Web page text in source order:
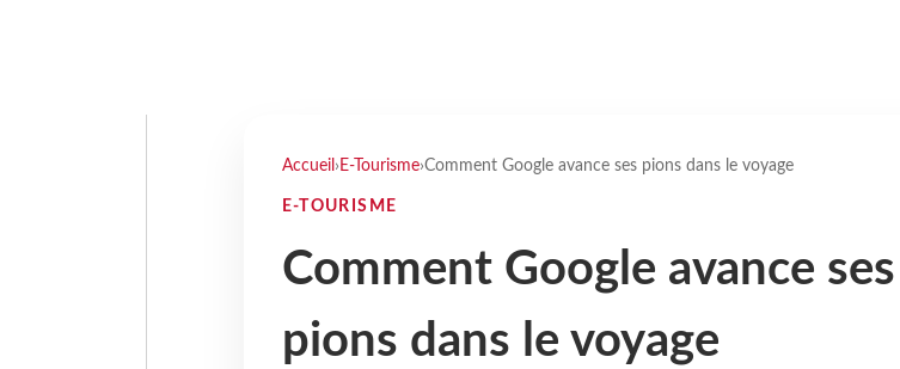
Accueil › E-Tourisme›Comment Google avance ses pions dans le voyage
E-TOURISME
Comment Google avance ses
pions dans le voyage